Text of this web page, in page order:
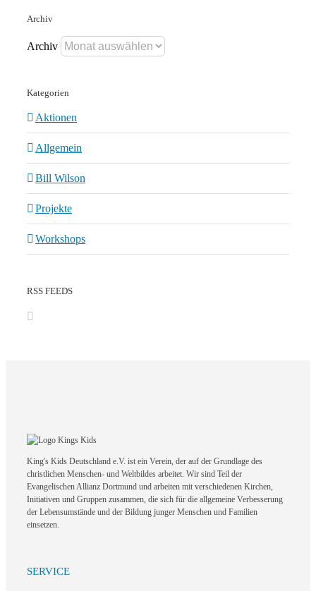
Archiv
Archiv
Kategorien
Aktionen
Allgemein
Bill Wilson
Projekte
Workshops
RSS FEEDS
King's Kids Deutschland e.V. ist ein Verein, der auf der Grundlage des
christlichen Menschen- und Weltbildes arbeitet. Wir sind Teil der
Evangelischen Allianz Dortmund und arbeiten mit verschiedenen Kirchen,
Initiativen und Gruppen zusammen, die sich für die allgemeine Verbesserung
der Lebensumstände und der Bildung junger Menschen und Familien
einsetzen.
SERVICE